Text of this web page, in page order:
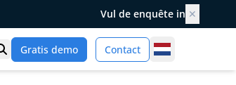
Vul de enquête in ✕
Toon zoek
Gratis demo Contact Netherlands